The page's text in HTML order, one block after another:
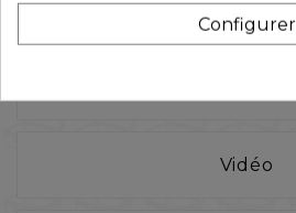
Vidéo
Configurer